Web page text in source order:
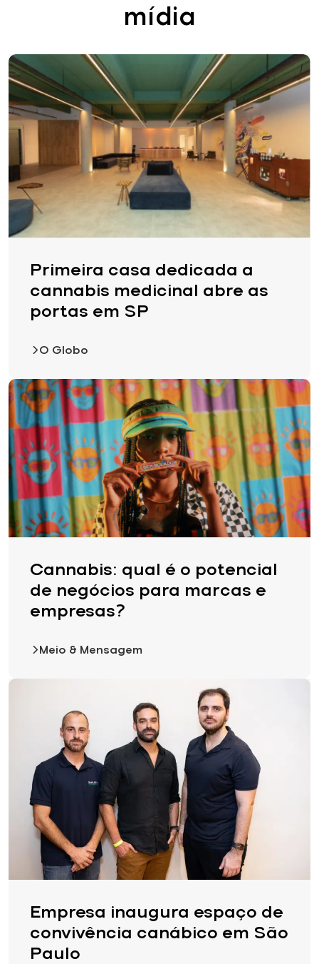
mídia
Primeira casa dedicada a
cannabis medicinal abre as
portas em SP
O Globo
Cannabis: qual é o potencial
de negócios para marcas e
empresas?
Meio & Mensagem
Empresa inaugura espaço de
convivência canábico em São
Paulo